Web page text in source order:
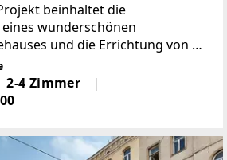
Projekt beinhaltet die
wunderschönen
und die Errichtung von 5
Dachgeschoßwohnungen im
und 120 m² Wohnfläche.Sie
2-4 Zimmer